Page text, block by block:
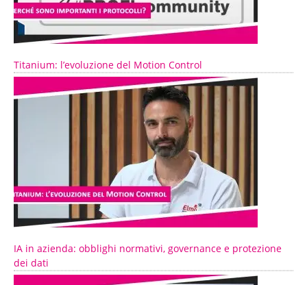
Titanium: l’evoluzione del Motion Control
IA in azienda: obblighi normativi, governance e protezione
dei dati